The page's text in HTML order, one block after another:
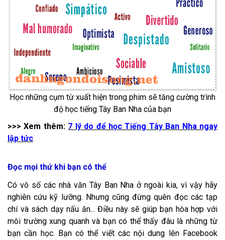
Học những cụm từ xuất hiện trong phim sẽ tăng cường trình
độ học tiếng Tây Ban Nha của bạn
>>> Xem thêm: 7 lý do để học Tiếng Tây Ban Nha ngay
lập tức
Đọc mọi thứ khi bạn có thể
Có vô số các nhà văn Tây Ban Nha ở ngoài kia, vì vậy hãy
nghiên cứu kỹ lưỡng. Nhưng cũng đừng quên đọc các tạp
chí và sách dạy nấu ăn... Điều này sẽ giúp bạn hòa hợp với
môi trường xung quanh và bạn có thể thấy đâu là những từ
bạn cần học. Bạn có thể viết các nội dung lên Facebook